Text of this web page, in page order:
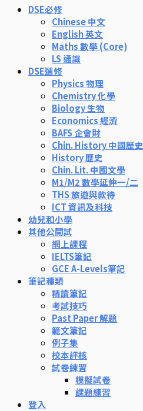
DSE必修
Chinese 中文
English 英文
Maths 數學 (Core)
LS 通識
DSE選修
Physics 物理
Chemistry 化學
Biology 生物
Economics 經濟
BAFS 企會財
Chin. History 中國歷史
History 歷史
Chin. Lit. 中國文學
M1/M2 數學延伸一/二
THS 旅遊與款待
ICT 資訊及科技
幼兒和小學
其他公開試
網上課程
IELTS筆記
GCE A-Levels筆記
筆記種類
精讀筆記
考試技巧
Past Paper 解題
範文筆記
例子集
校本評核
試卷練習
模擬試卷
課題練習
登入